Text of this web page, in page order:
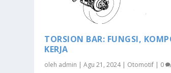
TORSION BAR: FUNGSI,
KERJA
oleh admin |Agu 21, 2024| Otomotif | 0